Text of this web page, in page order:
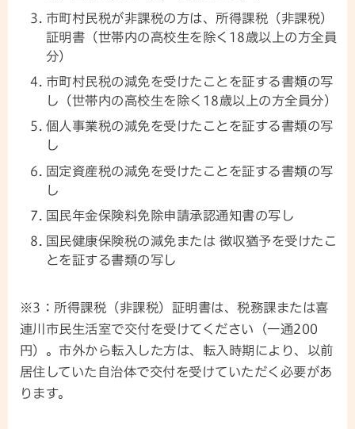
市町村民税が非課税の方は、所得課税（非課税）
証明書（世帯内の高校生を除く18歳以上の方全員
分）
市町村民税の減免を受けたことを証する書類の写
し（世帯内の高校生を除く18歳以上の方全員分）
個人事業税の減免を受けたことを証する書類の写
し
固定資産税の減免を受けたことを証する書類の写
し
国民年金保険料免除申請承認通知書の写し
国民健康保険税の減免または 徴収猶予を受けたこ
とを証する書類の写し
※3：所得課税（非課税）証明書は、税務課または喜
連川市民生活室で交付を受けてください（一通200
円）。市外から転入した方は、転入時期により、以前
居住していた自治体で交付を受けていただく必要があ
ります。